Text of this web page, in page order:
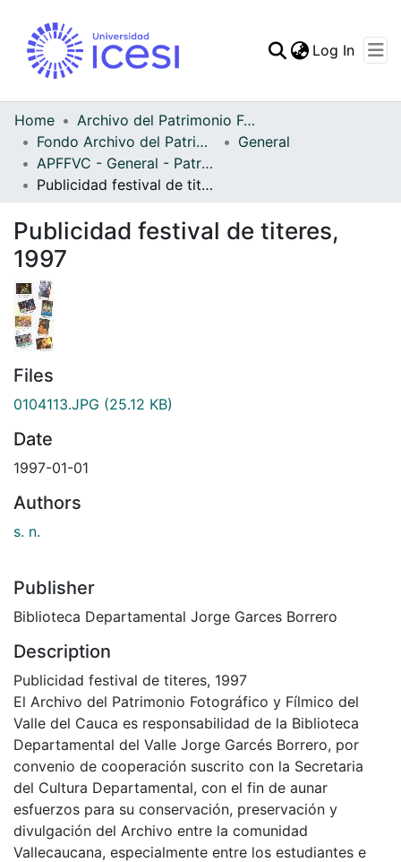
Statistics
Log In
Home
Archivo del Patrimonio Fotográfico y Fílmico del Valle del Cauca
Fondo Archivo del Patrimonio Fotográfico y Fílmico del Valle del Cauca
General
APFFVC - General - Patrimonial
Publicidad festival de titeres, 1997
Publicidad festival de titeres,
1997
Files
0104113.JPG (25.12 KB)
Date
1997-01-01
Authors
s. n.
Publisher
Biblioteca Departamental Jorge Garces Borrero
Description
Publicidad festival de titeres, 1997
El Archivo del Patrimonio Fotográfico y Fílmico del
Valle del Cauca es responsabilidad de la Biblioteca
Departamental del Valle Jorge Garcés Borrero, por
convenio de cooperación suscrito con la Secretaria
del Cultura Departamental, con el fin de aunar
esfuerzos para su conservación, preservación y
divulgación del Archivo entre la comunidad
Vallecaucana, especialmente entre los estudiantes e